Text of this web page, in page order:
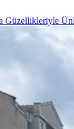
Güzellikleriyle